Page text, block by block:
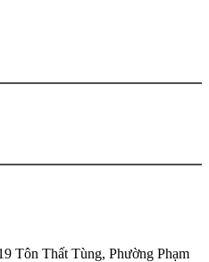
Tôn Thất Tùng, Phường Phạm